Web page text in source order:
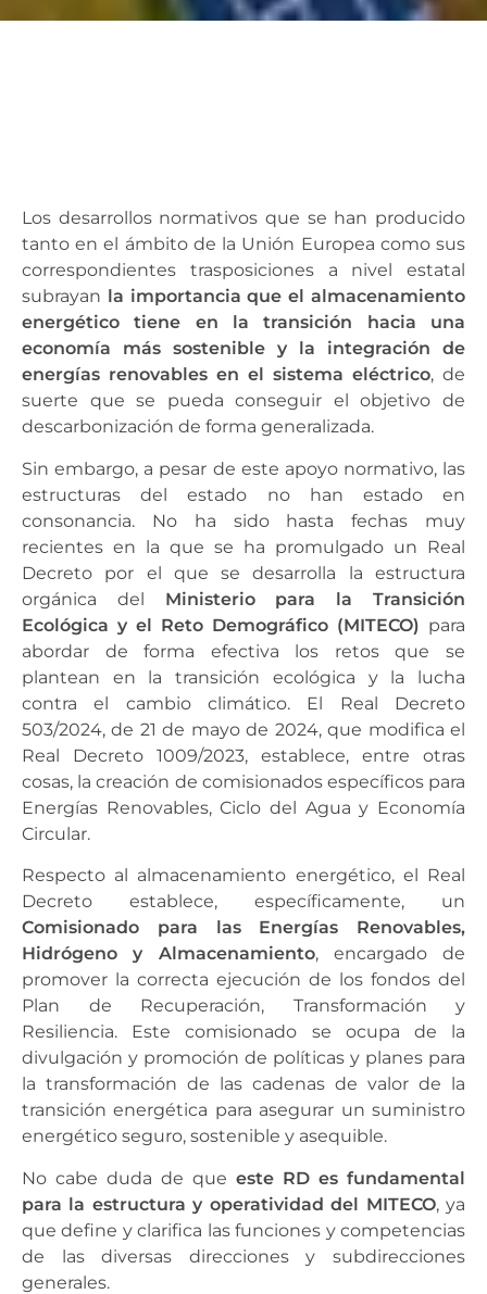
Los desarrollos normativos que se han producido
tanto en el ámbito de la Unión Europea como sus
correspondientes trasposiciones a nivel estatal
subrayan la importancia que el almacenamiento
energético tiene en la transición hacia una
economía más sostenible y la integración de
energías renovables en el sistema eléctrico, de
suerte que se pueda conseguir el objetivo de
descarbonización de forma generalizada.
Sin embargo, a pesar de este apoyo normativo, las
estructuras del estado no han estado en
consonancia. No ha sido hasta fechas muy
recientes en la que se ha promulgado un Real
Decreto por el que se desarrolla la estructura
orgánica del Ministerio para la Transición
Ecológica y el Reto Demográfico (MITECO) para
abordar de forma efectiva los retos que se
plantean en la transición ecológica y la lucha
contra el cambio climático. El Real Decreto
503/2024, de 21 de mayo de 2024, que modifica el
Real Decreto 1009/2023, establece, entre otras
cosas, la creación de comisionados específicos para
Energías Renovables, Ciclo del Agua y Economía
Circular.
Respecto al almacenamiento energético, el Real
Decreto establece, específicamente, un
Comisionado para las Energías Renovables,
Hidrógeno y Almacenamiento, encargado de
promover la correcta ejecución de los fondos del
Plan de Recuperación, Transformación y
Resiliencia. Este comisionado se ocupa de la
divulgación y promoción de políticas y planes para
la transformación de las cadenas de valor de la
transición energética para asegurar un suministro
energético seguro, sostenible y asequible.
No cabe duda de que este RD es fundamental
para la estructura y operatividad del MITECO, ya
que define y clarifica las funciones y competencias
de las diversas direcciones y subdirecciones
generales.